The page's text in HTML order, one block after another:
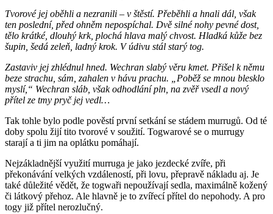
Tvorové jej oběhli a nezranili – v štěstí. Přeběhli a hnali dál, však
ten poslední, před ohněm nepospíchal. Dvě silné nohy pevné dost,
tělo krátké, dlouhý krk, plochá hlava malý chvost. Hladká kůže bez
šupin, šedá zeleň, ladný krok. V údivu stál starý tog.
Zastaviv jej zhlédnul hned. Wechran slabý věru kmet. Přišel k němu
beze strachu, sám, zahalen v hávu prachu. „Poběž se mnou blesklo
myslí,“ Wechran sláb, však odhodlání pln, na zvěř vsedl a nový
přítel ze tmy pryč jej vedl…
Tak tohle bylo podle pověstí první setkání se stádem murrugů. Od té
doby spolu žijí tito tvorové v soužití. Togwarové se o murrugy
starají a ti jim na oplátku pomáhají.
Nejzákladnější využití murruga je jako jezdecké zvíře, při
překonávání velkých vzdáleností, při lovu, přepravě nákladu aj. Je
také důležité vědět, že togwaři nepoužívají sedla, maximálně kožený
či látkový přehoz. Ale hlavně je to zvířecí přítel do nepohody. A pro
togy již přítel nerozlučný.